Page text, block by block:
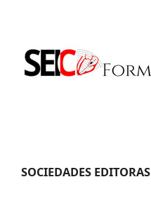
SOCIEDADES EDITORAS